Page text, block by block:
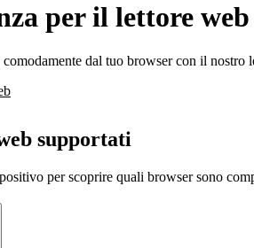
per il lettore
dal tuo browser con il nostro
supportati
per scoprire quali browser sono